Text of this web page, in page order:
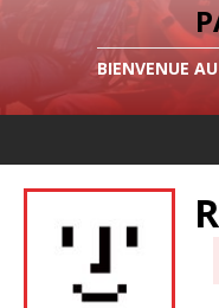
BIENVENUE